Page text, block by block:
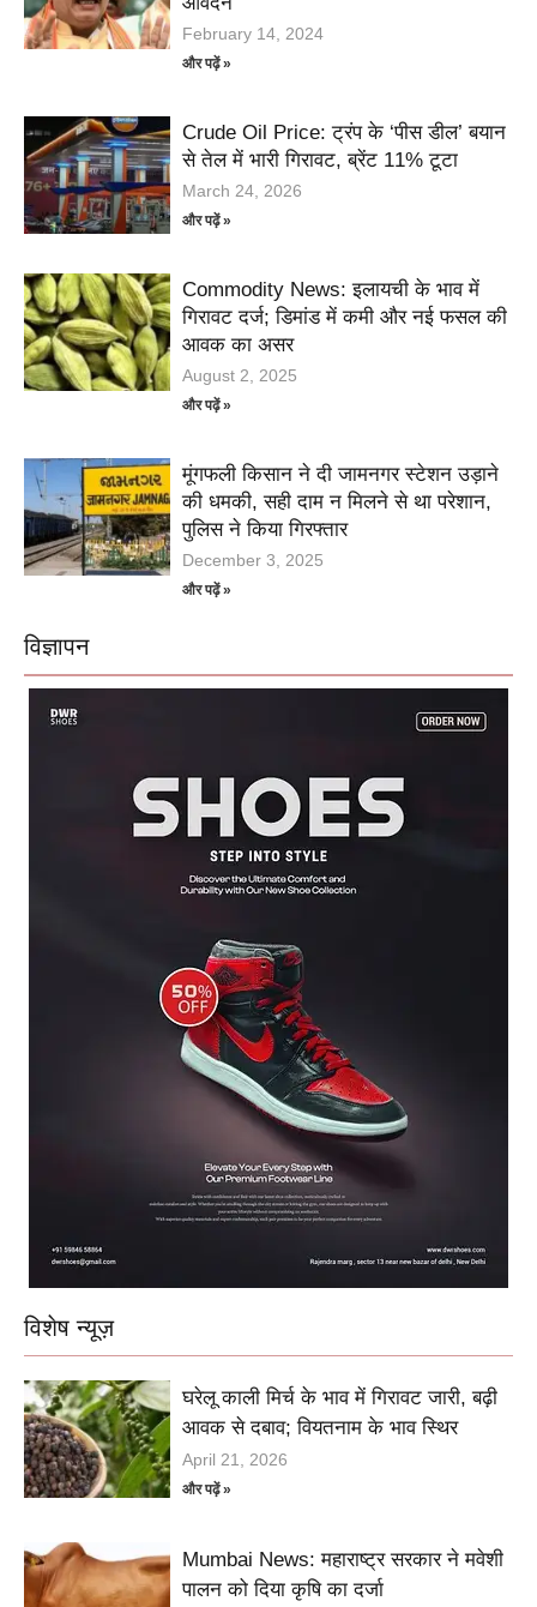
February 14, 2024
और पढ़ें »
Crude Oil Price: ट्रंप के ‘पीस डील’ बयान
से तेल में भारी गिरावट, ब्रेंट 11% टूटा
March 24, 2026
और पढ़ें »
Commodity News: इलायची के भाव में
गिरावट दर्ज; डिमांड में कमी और नई फसल की
आवक का असर
August 2, 2025
और पढ़ें »
मूंगफली किसान ने दी जामनगर स्टेशन उड़ाने
की धमकी, सही दाम न मिलने से था परेशान,
पुलिस ने किया गिरफ्तार
December 3, 2025
और पढ़ें »
विज्ञापन
विशेष न्यूज़
घरेलू काली मिर्च के भाव में गिरावट जारी, बढ़ी
आवक से दबाव; वियतनाम के भाव स्थिर
April 21, 2026
और पढ़ें »
Mumbai News: महाराष्ट्र सरकार ने मवेशी
पालन को दिया कृषि का दर्जा